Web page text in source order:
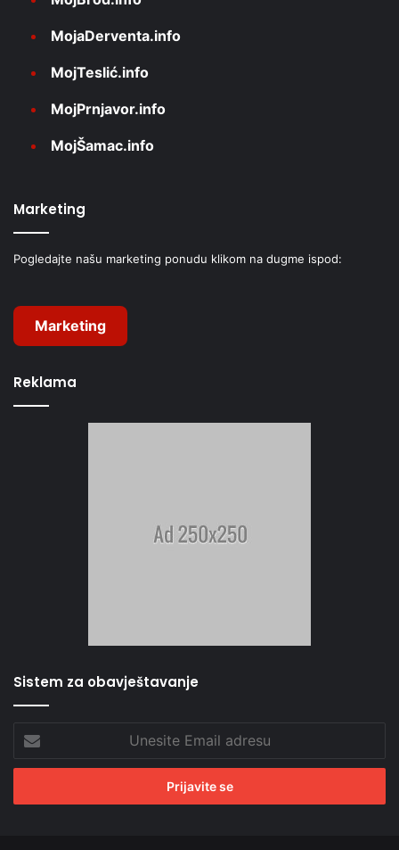
MojaDerventa.info
MojTeslić.info
MojPrnjavor.info
MojŠamac.info
Marketing
Pogledajte našu marketing ponudu klikom na dugme ispod:
Marketing
Reklama
Sistem za obavještavanje
Email
adresu